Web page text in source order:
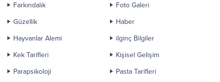
Farkındalık
Foto Galeri
Güzellik
Haber
Hayvanlar Alemi
ilginç Bilgiler
Kek Tarifleri
Kişisel Gelişim
Parapsikoloji
Pasta Tarifleri